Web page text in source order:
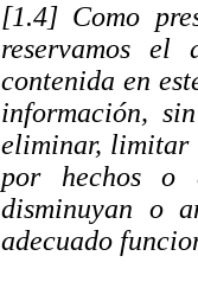
[1.4] Como
reservamos
contenida en
información,
eliminar, limitar
por hechos o
disminuyan o
adecuado